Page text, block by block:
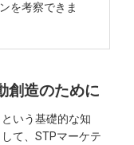
を考察できま
創造のために
いう基礎的な知
て、STPマーケテ